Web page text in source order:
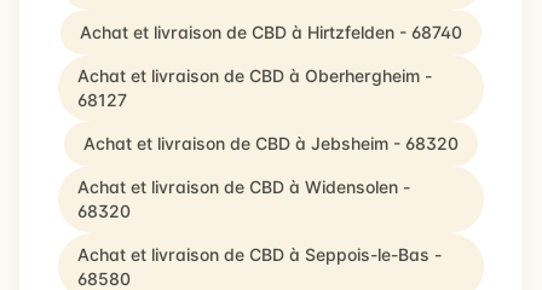
Achat et livraison de CBD à Hirtzfelden - 68740
Achat et livraison de CBD à Oberhergheim -
68127
Achat et livraison de CBD à Jebsheim - 68320
Achat et livraison de CBD à Widensolen -
68320
Achat et livraison de CBD à Seppois-le-Bas -
68580